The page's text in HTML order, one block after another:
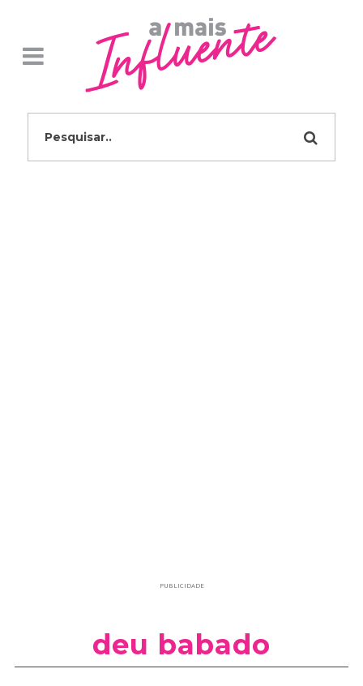
PUBLICIDADE
deu babado